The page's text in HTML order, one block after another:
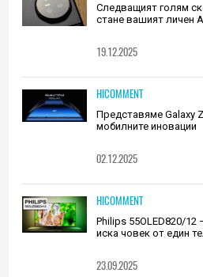
Следващият голям
стане вашият личен
19.12.2025
HICOMMENT
Представяме Galaxy
мобилните иновации
02.12.2025
HICOMMENT
Philips 55OLED820/
иска човек от един
23.09.2025